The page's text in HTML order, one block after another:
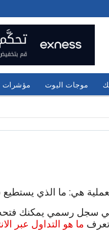
موجات اليوت مؤشرات
هي: ما الذي
سجل رسمي يمكنك
تعرف ما هو التداول عبر